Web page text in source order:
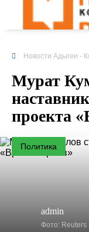
Новости Адыгеи -
Мурат
проекта
Политика
admin
Фото: Reuters